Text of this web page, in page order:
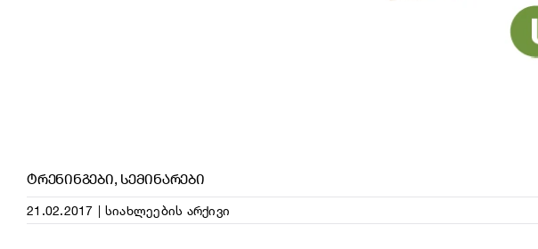
ᲢᲠᲔᲜᲘᲜᲒᲔᲑᲘ, ᲡᲔᲛᲘᲜᲐᲠᲔᲑᲘ
21.02.2017 | სიახლეების არქივი